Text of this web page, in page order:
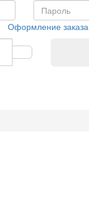
Оформление заказа